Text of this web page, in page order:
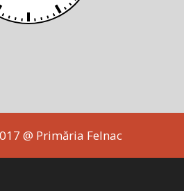
@ Primăria Felnac